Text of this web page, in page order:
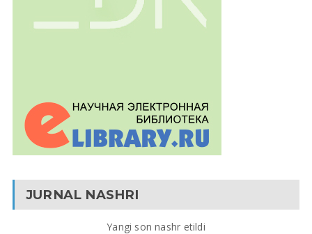
JURNAL NASHRI
Yangi son nashr etildi